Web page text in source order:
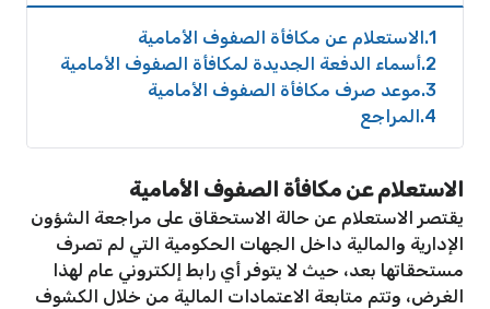
1 الاستعلام عن مكافأة الصفوف الأمامية
2 أسماء الدفعة الجديدة لمكافأة الصفوف الأمامية
3 موعد صرف مكافأة الصفوف الأمامية
4 المراجع
الاستعلام عن مكافأة الصفوف الأمامية
يقتصر الاستعلام عن حالة الاستحقاق على مراجعة الشؤون
الإدارية والمالية داخل الجهات الحكومية التي لم تصرف
مستحقاتها بعد، حيث لا يتوفر أي رابط إلكتروني عام لهذا
الغرض، وتتم متابعة الاعتمادات المالية من خلال الكشوف